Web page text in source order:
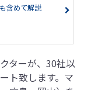
含めて解説
ターが、30社以
ト致します。マ